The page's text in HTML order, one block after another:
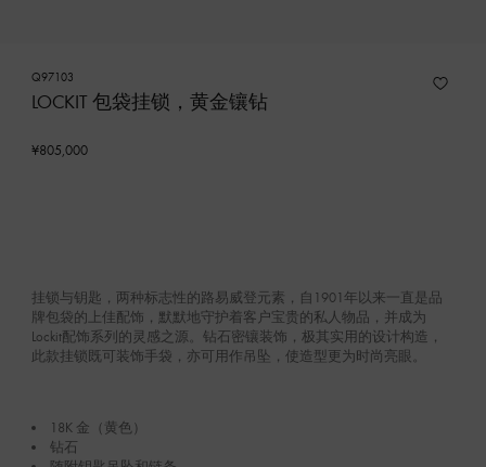
Q97103
LOCKIT 包袋挂锁，黄金镶钻
¥805,000
挂锁与钥匙，两种标志性的路易威登元素，自1901年以来一直是品
牌包袋的上佳配饰，默默地守护着客户宝贵的私人物品，并成为
Lockit配饰系列的灵感之源。钻石密镶装饰，极其实用的设计构造，
此款挂锁既可装饰手袋，亦可用作吊坠，使造型更为时尚亮眼。
18K 金（黄色）
钻石